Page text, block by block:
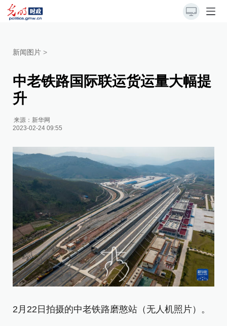
新闻图片 >
中老铁路国际联运货运量大幅提
升
来源： 新华网
2023-02-24 09:55
2月22日拍摄的中老铁路磨憨站（无人机照片）。